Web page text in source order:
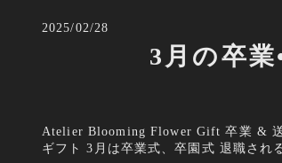
2025/02/28
3月の卒
Atelier Blooming Flower Gift 卒業 &
ギフト 3月は卒業式、卒園式 退職さ